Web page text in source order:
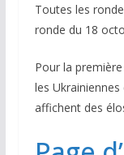
Toutes les
ronde du 18
Pour la
les
affichent des